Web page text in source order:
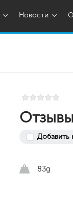
Новости
Добавить
83g